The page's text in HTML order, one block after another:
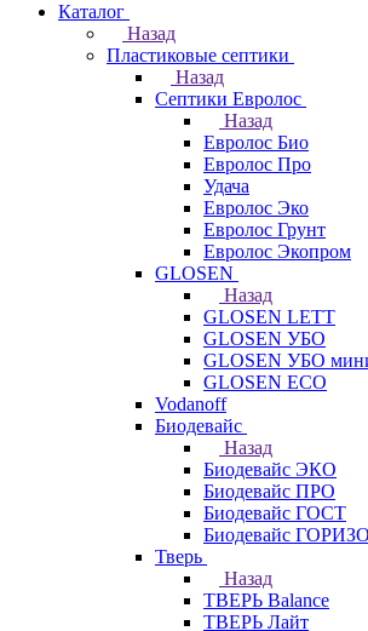
Каталог
Назад
Пластиковые септики
Назад
Септики Евролос
Назад
Евролос Био
Евролос Про
Удача
Евролос Эко
Евролос Грунт
Евролос Экопром
GLOSEN
Назад
GLOSEN LETT
GLOSEN УБО
GLOSEN УБО
GLOSEN ECO
Vodanoff
Биодевайс
Назад
Биодевайс ЭКО
Биодевайс ПРО
Биодевайс ГОСТ
Биодевайс
Тверь
Назад
ТВЕРЬ Balance
ТВЕРЬ Лайт